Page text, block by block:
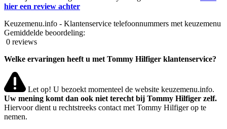
hier een review achter
Keuzemenu.info - Klantenservice telefoonnummers met keuzemenu
Gemiddelde beoordeling:
0 reviews
Welke ervaringen heeft u met Tommy Hilfiger klantenservice?
Let op! U bezoekt momenteel de website keuzemenu.info.
Uw mening komt dan ook niet terecht bij Tommy Hilfiger zelf.
Hiervoor dient u rechtstreeks contact met Tommy Hilfiger op te
nemen.